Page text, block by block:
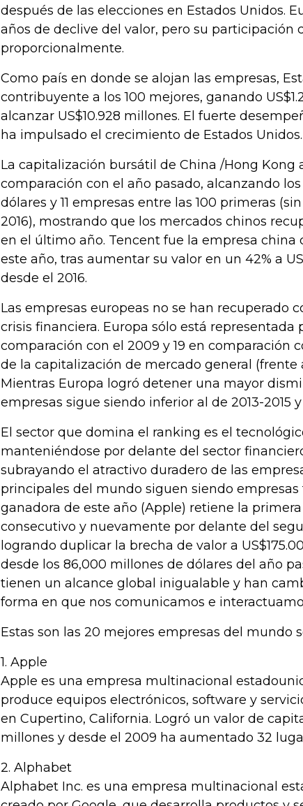
después de las elecciones en Estados Unidos.
años de declive del valor, pero su participación
proporcionalmente.
Como país en donde se alojan las empresas,
contribuyente a los 100 mejores, ganando
alcanzar US$10.928 millones. El fuerte
ha impulsado el crecimiento de Estados Unidos.
La capitalización bursátil de China /Hong Kong
comparación con el año pasado, alcanzando
dólares y 11 empresas entre las 100 primeras
2016), mostrando que los mercados chinos
en el último año. Tencent fue la empresa china
este año, tras aumentar su valor en un 42% a
desde el 2016.
Las empresas europeas no se han recuperado
crisis financiera. Europa sólo está representada
comparación con el 2009 y 19 en comparación
de la capitalización de mercado general (frente
Mientras Europa logró detener una mayor
empresas sigue siendo inferior al de 2013-2015 y
El sector que domina el ranking es el
manteniéndose por delante del sector
subrayando el atractivo duradero de las
principales del mundo siguen siendo empresas
ganadora de este año (Apple) retiene la
consecutivo y nuevamente por delante del
logrando duplicar la brecha de valor a
desde los 86,000 millones de dólares del año
tienen un alcance global inigualable y han
forma en que nos comunicamos e
Estas son las 20 mejores empresas del mundo
1. Apple
Apple es una empresa multinacional
produce equipos electrónicos, software y
en Cupertino, California. Logró un valor de
millones y desde el 2009 ha aumentado 32
2. Alphabet
Alphabet Inc. es una empresa multinacional